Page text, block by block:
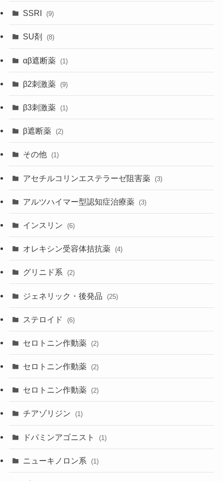
SSRI (9)
SU剤 (8)
αβ遮断薬 (1)
β2刺激薬 (9)
β3刺激薬 (1)
β遮断薬 (2)
その他 (1)
アセチルコリンエステラーゼ阻害薬 (3)
アルツハイマー型認知症治療薬 (3)
インスリン (6)
オレキシン受容体拮抗薬 (4)
グリニド系 (2)
ジェネリック・後発品 (25)
ステロイド (6)
セロトニン作動薬 (2)
セロトニン作動薬 (2)
セロトニン作動薬 (2)
チアゾリジン (1)
ドパミンアゴニスト (1)
ニューキノロン系 (1)